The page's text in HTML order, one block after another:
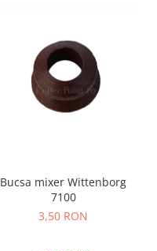
Bucsa mixer Wittenborg
7100
3,50 RON